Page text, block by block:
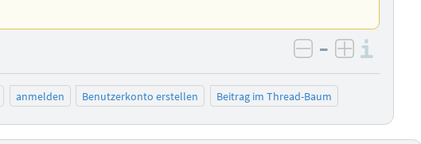
negativ
– positiv
anmelden Benutzerkonto erstellen Beitrag im Thread-Baum